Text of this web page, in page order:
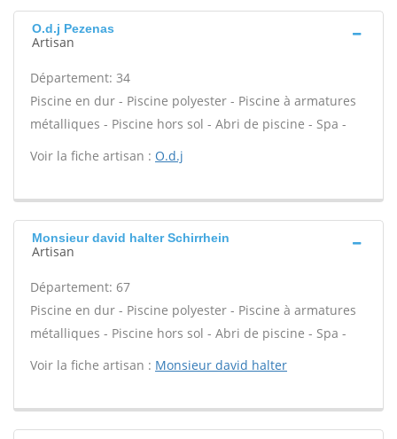
O.d.j Pezenas
Artisan
Département: 34
Piscine en dur - Piscine polyester - Piscine à armatures
métalliques - Piscine hors sol - Abri de piscine - Spa -
Voir la fiche artisan : O.d.j
Monsieur david halter Schirrhein
Artisan
Département: 67
Piscine en dur - Piscine polyester - Piscine à armatures
métalliques - Piscine hors sol - Abri de piscine - Spa -
Voir la fiche artisan : Monsieur david halter